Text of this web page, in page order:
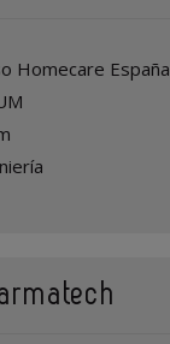
Homecare España